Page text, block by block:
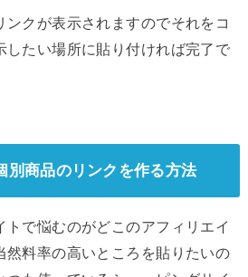
ンクが表示されますのでそれをコ
したい場所に貼り付ければ完了で
別商品のリンクを作る方法
トで悩むのがどこのアフィリエイ
然料率の高いところを貼りたいの